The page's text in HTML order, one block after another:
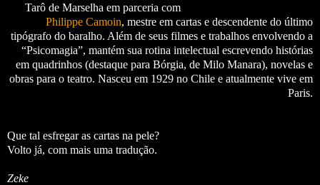
Tarô de Marselha em parceria com
Philippe Camoin, mestre em cartas e descendente do último
tipógrafo do baralho. Além de seus filmes e trabalhos envolvendo a
“Psicomagia”, mantém sua rotina intelectual escrevendo histórias
em quadrinhos (destaque para Bórgia, de Milo Manara), novelas e
obras para o teatro. Nasceu em 1929 no Chile e atualmente vive em
Paris.
Que tal esfregar as cartas na pele?
Volto já, com mais uma tradução.
Zeke